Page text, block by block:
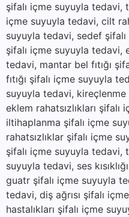
şifalı içme suyuyla tedavi,
içme suyuyla tedavi, cilt
suyuyla tedavi, sedef
şifalı içme suyuyla tedavi,
tedavi, mantar bel fıtığı
fıtığı şifalı içme suyuyla
suyuyla tedavi,
eklem rahatsızlıkları
iltihaplanma şifalı içme
rahatsızlıklar şifalı içme
şifalı içme suyuyla tedavi,
suyuyla tedavi, ses
guatr şifalı içme suyuyla
tedavi, diş ağrısı şifalı
hastalıkları şifalı içme